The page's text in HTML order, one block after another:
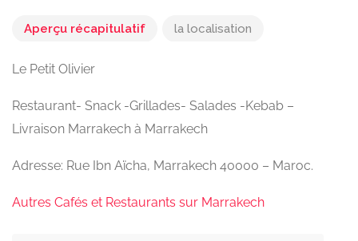
Aperçu récapitulatif la localisation
Le Petit Olivier
Restaurant- Snack -Grillades- Salades -Kebab –
Livraison Marrakech à Marrakech
Adresse: Rue Ibn Aïcha, Marrakech 40000 – Maroc.
Autres Cafés et Restaurants sur Marrakech